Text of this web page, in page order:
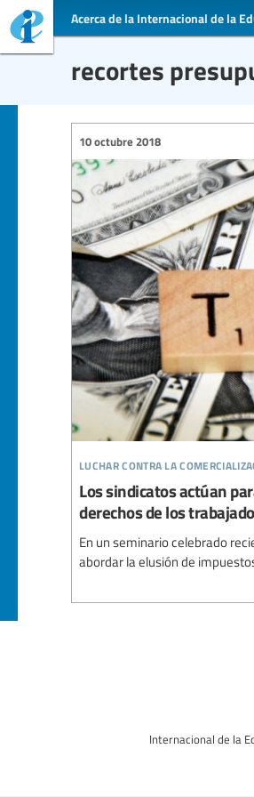
Acerca de la Internacional de la
recortes
luchar contra la
10 octubre 2018
Los sindicatos actúan
derechos de los
En un seminario celebrado
abordar la elusión de
Internacional de la